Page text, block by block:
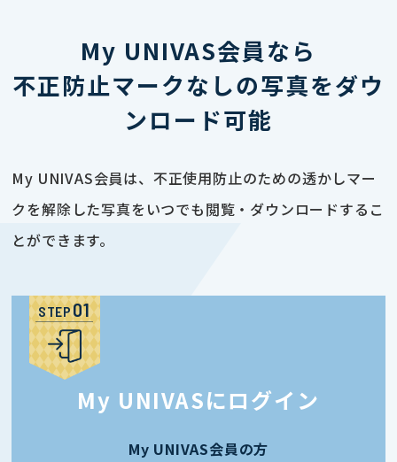
My UNIVAS会員なら
不正防止マークなしの写真をダウ
ンロード可能
My UNIVAS会員は、不正使用防止のための透かしマー
クを解除した写真をいつでも閲覧・ダウンロードするこ
とができます。
STEP
My UNIVASにログイン
My UNIVAS会員の方